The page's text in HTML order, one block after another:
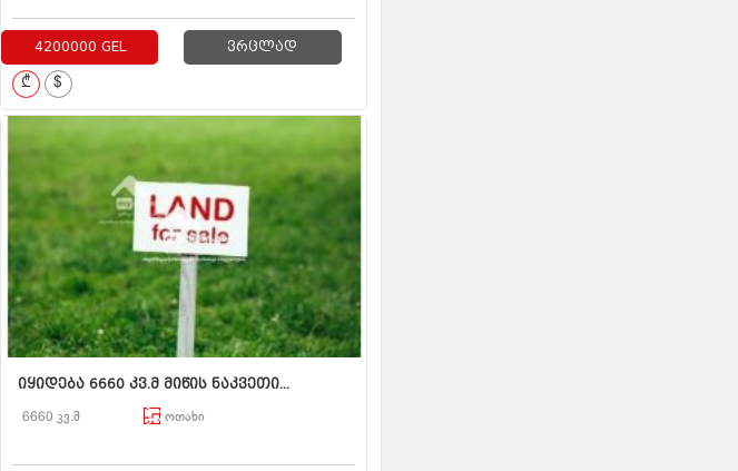
4200000 GEL ვრცლად
₾ $
იყიდება 6660 კვ.მ მიწის ნაკვეთი...
6660 კვ.მ ოთახი